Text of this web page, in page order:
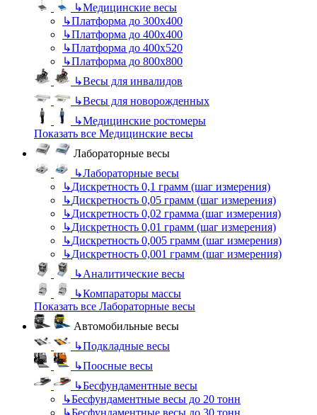
↳Медицинские весы
↳Платформа до 300х400
↳Платформа до 400х400
↳Платформа до 400х520
↳Платформа до 800х800
↳Весы для инвалидов
↳Весы для новорожденных
↳Медицинские ростомеры
Показать все Медицинские весы
Лабораторные весы
↳Лабораторные весы
↳Дискретность 0,1 грамм (шаг измерения)
↳Дискретность 0,05 грамм (шаг измерения)
↳Дискретность 0,02 грамма (шаг измерения)
↳Дискретность 0,01 грамм (шаг измерения)
↳Дискретность 0,005 грамм (шаг измерения)
↳Дискретность 0,001 грамм (шаг измерения)
↳Аналитические весы
↳Компараторы массы
Показать все Лабораторные весы
Автомобильные весы
↳Подкладные весы
↳Поосные весы
↳Бесфундаментные весы
↳Бесфундаментные весы до 20 тонн
↳Бесфундаментные весы до 30 тонн